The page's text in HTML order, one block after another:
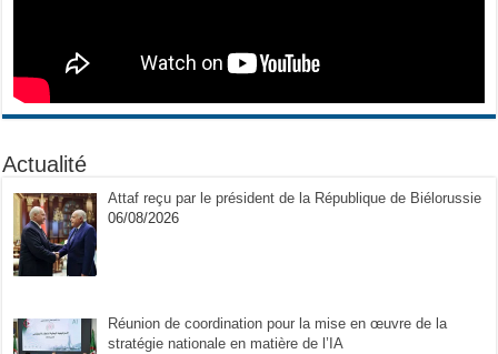
Actualité
Attaf reçu par le président de la République de Biélorussie
06/08/2026
Réunion de coordination pour la mise en œuvre de la
stratégie nationale en matière de l’IA